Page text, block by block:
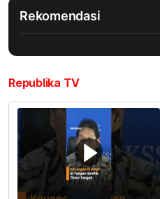
Rekomendasi
Republika TV